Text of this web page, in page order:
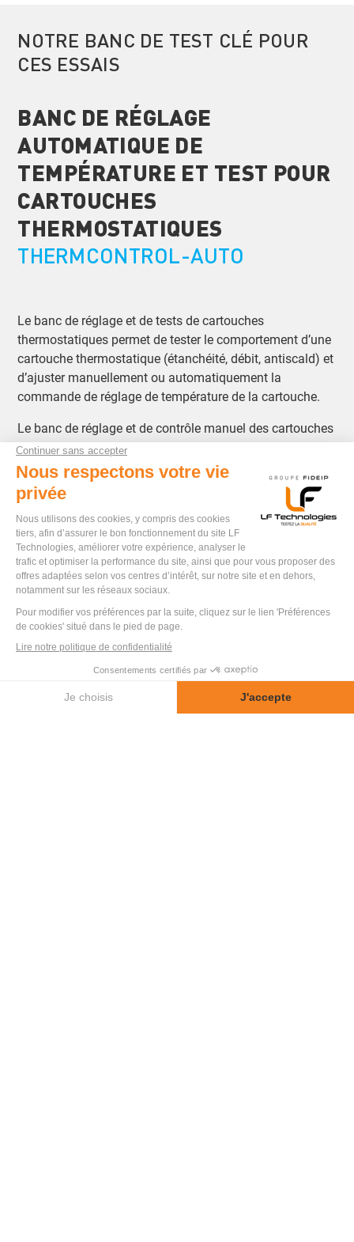
NOTRE BANC DE TEST CLÉ POUR
CES ESSAIS
BANC DE RÉGLAGE
AUTOMATIQUE DE
TEMPÉRATURE ET TEST POUR
CARTOUCHES
THERMOSTATIQUES
THERMCONTROL-AUTO
Le banc de réglage et de tests de cartouches
thermostatiques permet de tester le comportement d’une
cartouche thermostatique (étanchéité, débit, antiscald) et
d’ajuster manuellement ou automatiquement la
commande de réglage de température de la cartouche.
Le banc de réglage et de contrôle manuel des cartouches
thermostatiques permet :
un test d’étanchéité à l’air et/ou à l’eau
le réglage de la température et du débit de l’eau
mitigée
la mesure de la température de l’eau mitigée en
plein chaud
la mesure de l’étanchéité
la mesure d’antiscald et d’hystérésis